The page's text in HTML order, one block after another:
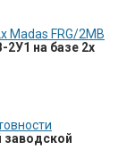
на базе 2х